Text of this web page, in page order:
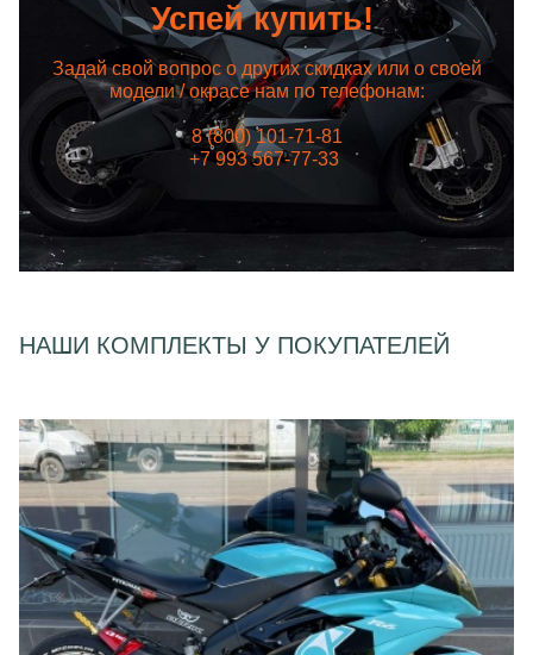
Успей купить!
Задай свой вопрос о других скидках или о своей
модели / окрасе нам по телефонам:
8 (800) 101-71-81
+7 993 567-77-33
НАШИ КОМПЛЕКТЫ У ПОКУПАТЕЛЕЙ